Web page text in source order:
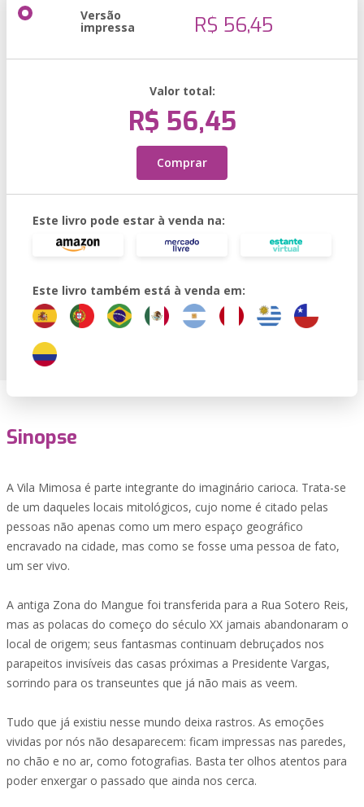
Versão
impressa R$ 56,45
Valor total:
R$ 56,45
Comprar
Este livro pode estar à venda na:
Este livro também está à venda em:
Sinopse
A Vila Mimosa é parte integrante do imaginário carioca. Trata-se
de um daqueles locais mitológicos, cujo nome é citado pelas
pessoas não apenas como um mero espaço geográfico
encravado na cidade, mas como se fosse uma pessoa de fato,
um ser vivo.
A antiga Zona do Mangue foi transferida para a Rua Sotero Reis,
mas as polacas do começo do século XX jamais abandonaram o
local de origem; seus fantasmas continuam debruçados nos
parapeitos invisíveis das casas próximas a Presidente Vargas,
sorrindo para os transeuntes que já não mais as veem.
Tudo que já existiu nesse mundo deixa rastros. As emoções
vividas por nós não desaparecem: ficam impressas nas paredes,
no chão e no ar, como fotografias. Basta ter olhos atentos para
poder enxergar o passado que ainda nos cerca.